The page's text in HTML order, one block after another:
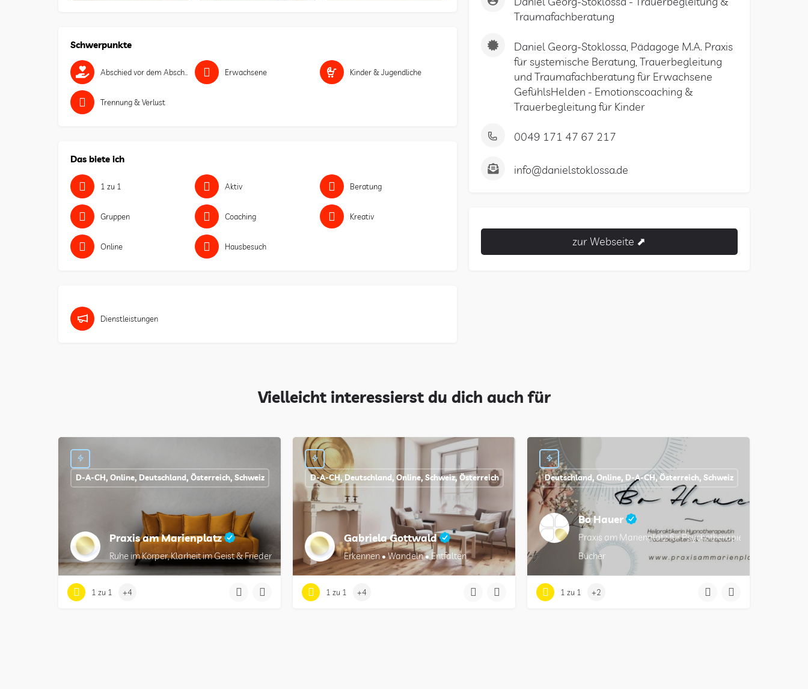
Schwerpunkte
Erwachsene Kinder & Jugendliche
Trennung & Verlust
Das biete ich
1 zu 1 Aktiv Beratung
Gruppen Coaching Kreativ
Online Hausbesuch
Dienstleistungen
Traumafachberatung
Daniel Georg-Stoklossa, Pädagoge M.A. Praxis
für systemische Beratung, Trauerbegleitung
und Traumafachberatung für Erwachsene
GefühlsHelden - Emotionscoaching &
Trauerbegleitung für Kinder
0049 171 47 67 217
info@danielstoklossa.de
zur Webseite ⬈
Vielleicht interessierst du dich auch für
Praxis am Marienplatz
Ruhe im Körper, Klarheit im Geist & Frieden in der Seele
D-A-CH, Online, Deutschland, Österreich, Schweiz
1 zu 1 +4
Gabriela Gottwald
Erkennen • Wandeln • Entfalten
D-A-CH, Deutschland, Online, Schweiz, Österreich
1 zu 1 +4
Bo Hauer
Praxis am Marienplatz für Psychotherapie (HeilprG),
Bücher
Deutschland, Online, D-A-CH, Österreich, Schweiz
1 zu 1 +2